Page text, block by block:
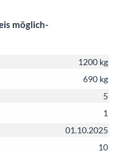
möglich-
1200 kg
690 kg
5
1
01.10.2025
10